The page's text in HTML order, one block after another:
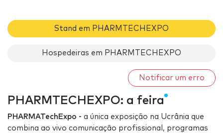
Stand em PHARMTECHEXPO
Hospedeiras em PHARMTECHEXPO
Notificar um erro
PHARMTECHEXPO: a feira
PHARMATechExpo - a única exposição na Ucrânia que
combina ao vivo comunicação profissional, programas